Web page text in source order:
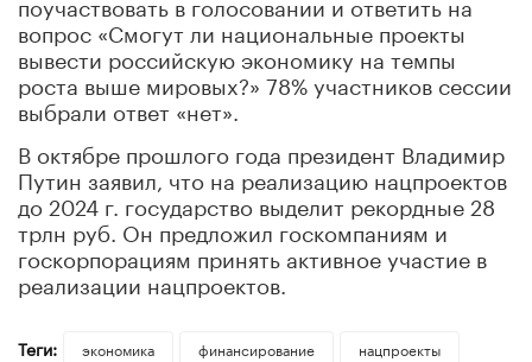
вопрос «Смогут ли национальные проекты
вывести российскую экономику на темпы
роста выше мировых?» 78% участников сессии
выбрали ответ «нет».
В октябре прошлого года президент Владимир
Путин заявил, что на реализацию нацпроектов
до 2024 г. государство выделит рекордные 28
трлн руб. Он предложил госкомпаниям и
госкорпорациям принять активное участие в
реализации нацпроектов.
Теги: экономика финансирование
нацпроекты